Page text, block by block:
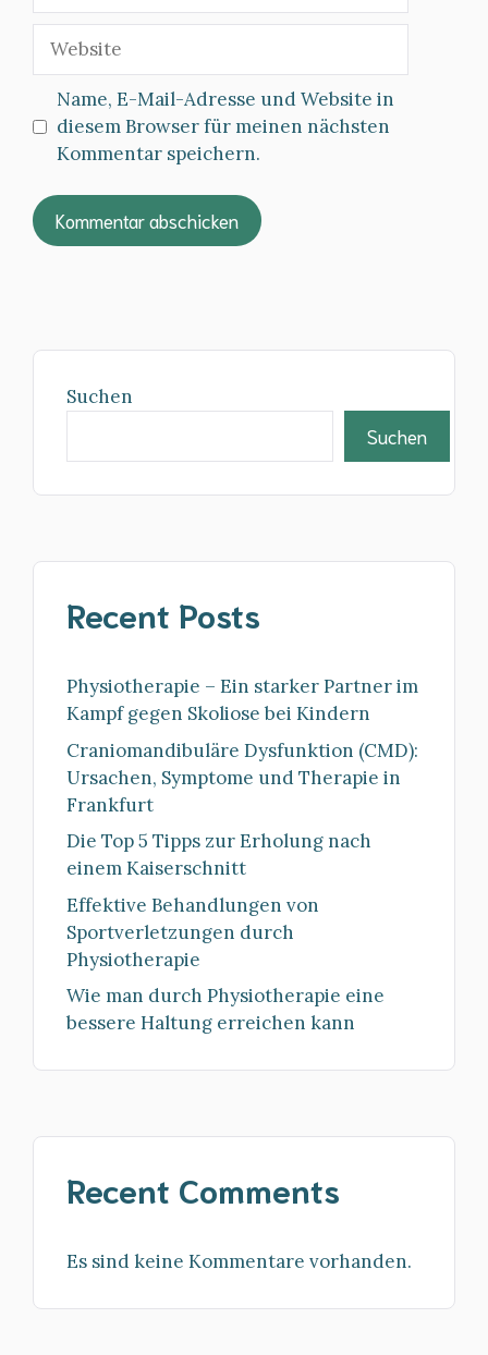
Website
Name, E-Mail-Adresse und Website in
diesem Browser für meinen nächsten
Kommentar speichern.
Suchen
Suchen
Recent Posts
Physiotherapie – Ein starker Partner im
Kampf gegen Skoliose bei Kindern
Craniomandibuläre Dysfunktion (CMD):
Ursachen, Symptome und Therapie in
Frankfurt
Die Top 5 Tipps zur Erholung nach
einem Kaiserschnitt
Effektive Behandlungen von
Sportverletzungen durch
Physiotherapie
Wie man durch Physiotherapie eine
bessere Haltung erreichen kann
Recent Comments
Es sind keine Kommentare vorhanden.